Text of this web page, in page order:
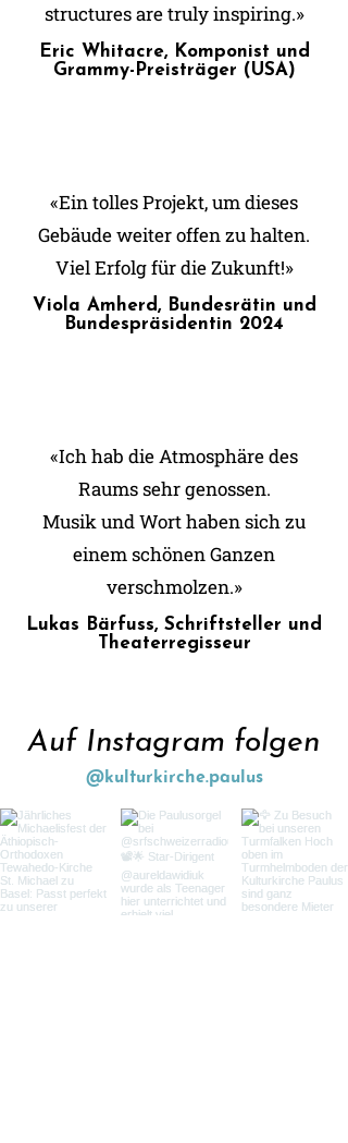
structures are truly inspiring.»
Eric Whitacre, Komponist und
Grammy-Preisträger (USA)
«Ein tolles Projekt, um dieses
Gebäude weiter offen zu halten.
Viel Erfolg für die Zukunft!»
Viola Amherd, Bundesrätin und
Bundespräsidentin 2024
«Ich hab die Atmosphäre des
Raums sehr genossen.
Musik und Wort haben sich zu
einem schönen Ganzen
verschmolzen.»
Lukas Bärfuss, Schriftsteller und
Theaterregisseur
Auf Instagram folgen
@kulturkirche.paulus